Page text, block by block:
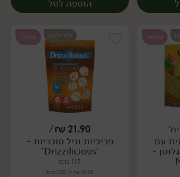
הוספה לסל
יח׳
טבעוני
עם
-
ללא גלוטן טבעוני
21.90
₪
/
פריכיות וניל סוכריות -
'Drizzilicious'
113 גרם
19.38 ₪ ל-100 גרם